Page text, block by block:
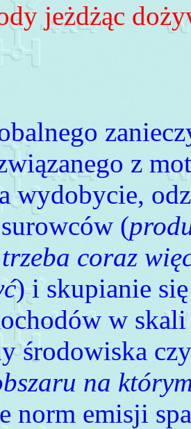
jeżdżąc
z
wydobycie,
(
coraz
) i skupianie
w
środowiska
na
norm emisji